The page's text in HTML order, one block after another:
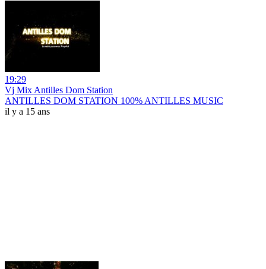
19:29
Vj Mix Antilles Dom Station
ANTILLES DOM STATION 100% ANTILLES MUSIC
il y a 15 ans